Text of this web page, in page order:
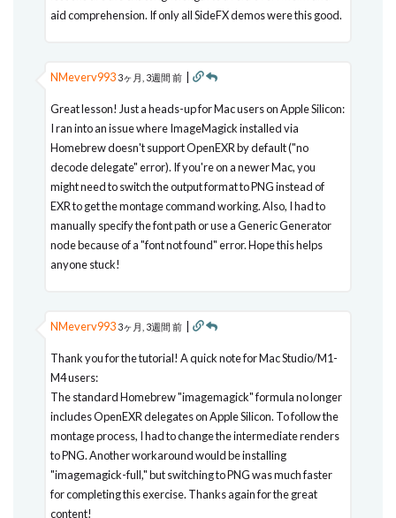
aid comprehension. If only all SideFX demos were this good.
NMeverv993 3ヶ月, 3週間 前 |
Great lesson! Just a heads-up for Mac users on Apple Silicon:
I ran into an issue where ImageMagick installed via
Homebrew doesn't support OpenEXR by default ("no
decode delegate" error). If you're on a newer Mac, you
might need to switch the output format to PNG instead of
EXR to get the montage command working. Also, I had to
manually specify the font path or use a Generic Generator
node because of a "font not found" error. Hope this helps
anyone stuck!
NMeverv993 3ヶ月, 3週間 前 |
Thank you for the tutorial! A quick note for Mac Studio/M1-
M4 users:
The standard Homebrew "imagemagick" formula no longer
includes OpenEXR delegates on Apple Silicon. To follow the
montage process, I had to change the intermediate renders
to PNG. Another workaround would be installing
"imagemagick-full," but switching to PNG was much faster
for completing this exercise. Thanks again for the great
content!